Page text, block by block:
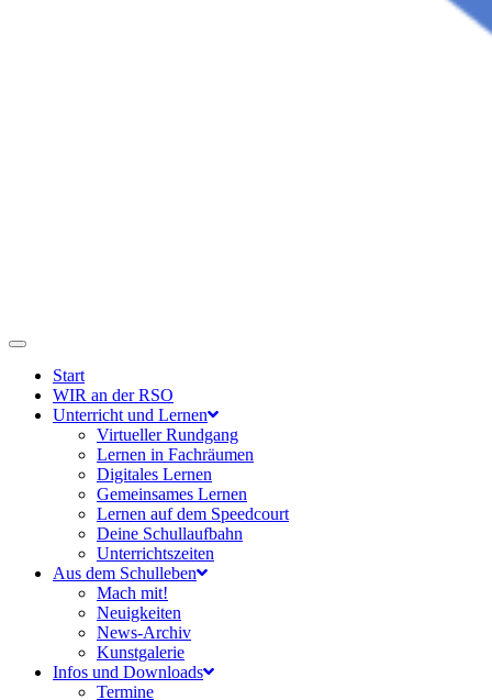
Start
WIR an der RSO
Unterricht und Lernen
Virtueller Rundgang
Lernen in Fachräumen
Digitales Lernen
Gemeinsames Lernen
Lernen auf dem Speedcourt
Deine Schullaufbahn
Unterrichtszeiten
Aus dem Schulleben
Mach mit!
Neuigkeiten
News-Archiv
Kunstgalerie
Infos und Downloads
Termine